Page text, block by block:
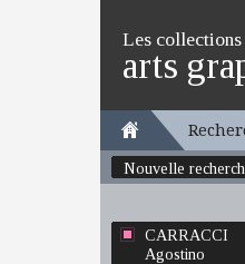
Les collections
arts
Nouvelle
CARRACCI
Agostino